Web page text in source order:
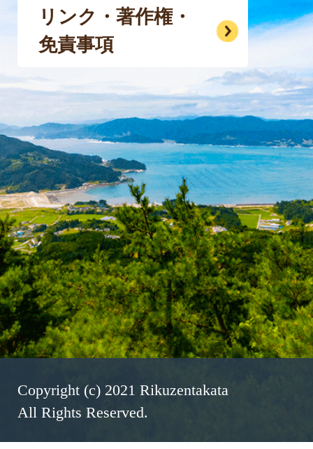
リンク・著作権・
免責事項
Copyright (c) 2021 Rikuzentakata
All Rights Reserved.